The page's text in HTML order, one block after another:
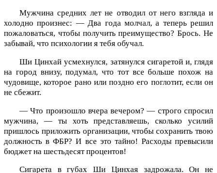
Мужчина средних лет не отводил от него взгляда и
холодно произнес: — Два года молчал, а теперь решил
пожаловаться, чтобы получить преимущество? Брось. Не
забывай, что психологии я тебя обучал.
Ши Цинхай усмехнулся, затянулся сигаретой и, глядя
на город внизу, подумал, что тот все больше похож на
чудовище, которое рано или поздно его поглотит, если он
не сбежит.
— Что произошло вчера вечером? — строго спросил
мужчина, — ты хоть представляешь, сколько усилий
пришлось приложить организации, чтобы сохранить твою
должность в ФБР? И все это тайно! Расходы превысили
бюджет на шестьдесят процентов!
Сигарета в губах Ши Цинхая задрожала. Он не